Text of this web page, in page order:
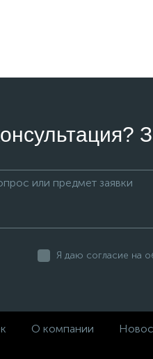
Я даю согласие на
О компании